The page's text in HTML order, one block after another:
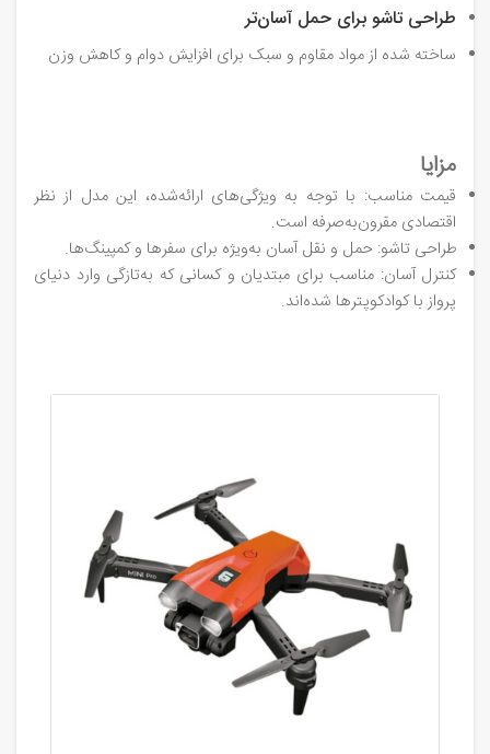
طراحی تاشو برای حمل آسان‌تر
ساخته شده از مواد مقاوم و سبک برای افزایش دوام و کاهش وزن
مزایا
قیمت مناسب: با توجه به ویژگی‌های ارائه‌شده، این مدل از نظر
اقتصادی مقرون‌به‌صرفه است.
طراحی تاشو: حمل و نقل آسان به‌ویژه برای سفرها و کمپینگ‌ها.
کنترل آسان: مناسب برای مبتدیان و کسانی که به‌تازگی وارد دنیای
پرواز با کوادکوپترها شده‌اند.